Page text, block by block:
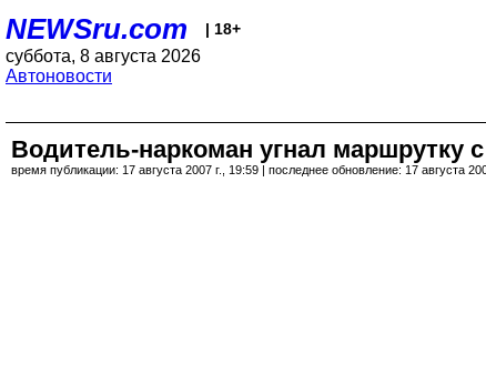
NEWSru.com | 18+
суббота, 8 августа 2026
Автоновости
Водитель-наркоман угнал маршрутку
время публикации: 17 августа 2007 г., 19:59 | последнее обновление: 17 августа